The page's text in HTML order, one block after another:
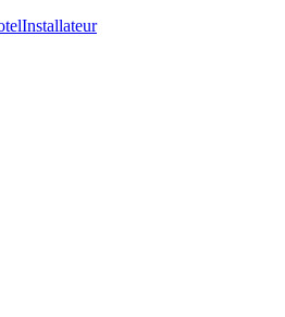
Installateur